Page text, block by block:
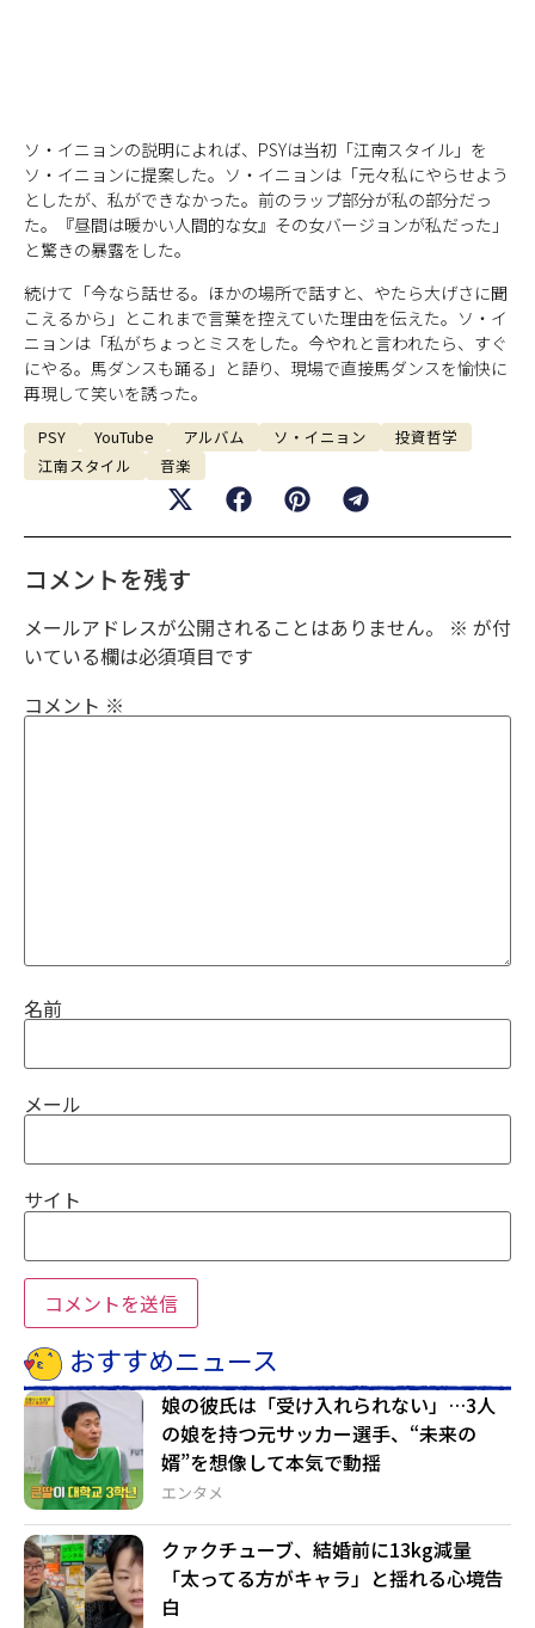
ソ・イニョンの説明によれば、PSYは当初「江南スタイル」を
ソ・イニョンに提案した。ソ・イニョンは「元々私にやらせよう
としたが、私ができなかった。前のラップ部分が私の部分だっ
た。『昼間は暖かい人間的な女』その女バージョンが私だった」
と驚きの暴露をした。
続けて「今なら話せる。ほかの場所で話すと、やたら大げさに聞
こえるから」とこれまで言葉を控えていた理由を伝えた。ソ・イ
ニョンは「私がちょっとミスをした。今やれと言われたら、すぐ
にやる。馬ダンスも踊る」と語り、現場で直接馬ダンスを愉快に
再現して笑いを誘った。
PSY YouTube アルバム ソ・イニョン
投資哲学
江南スタイル
音楽
コメントを残す
メールアドレスが公開されることはありません。 ※ が付
いている欄は必須項目です
コメント ※
名前
メール
サイト
おすすめニュース
エンタメ
娘の彼氏は「受け入れられない」…3人
の娘を持つ元サッカー選手、“未来の
婿”を想像して本気で動揺
クァクチューブ、結婚前に13kg減量
「太ってる方がキャラ」と揺れる心境告
白